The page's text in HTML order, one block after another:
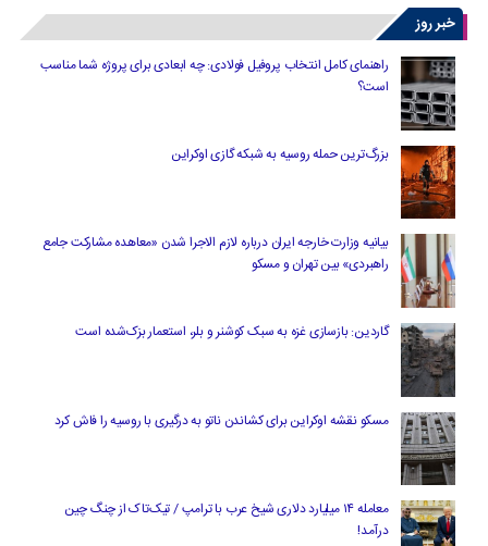
خبر روز
راهنمای کامل انتخاب پروفیل فولادی: چه ابعادی برای پروژه شما مناسب
است؟
بزرگ‌ترین حمله روسیه به شبکه گازی اوکراین
بیانیه وزارت خارجه ایران درباره لازم‌ الاجرا شدن «معاهده مشارکت جامع
راهبردی» بین تهران و مسکو
گاردین: بازسازی غزه به سبک کوشنر و بلر، استعمار بزک‌شده است
مسکو نقشه اوکراین برای کشاندن ناتو به درگیری با روسیه را فاش کرد
معامله ۱۴ میلیارد دلاری شیخ عرب با ترامپ / تیک‌تاک از چنگ چین
درآمد!